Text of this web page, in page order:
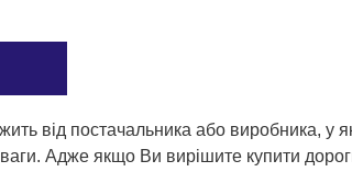
від постачальника або виробника, у
Адже якщо Ви вирішите купити